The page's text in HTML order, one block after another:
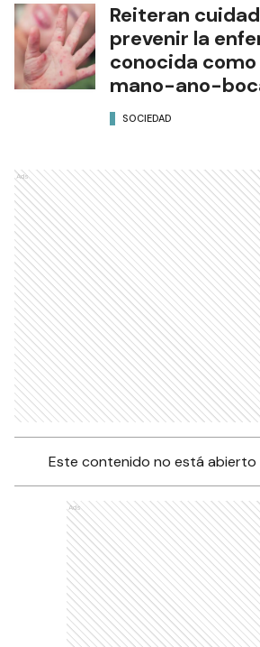
Reiteran
prevenir la
conocida
mano-ano-
SOCIEDAD
Ads
Este contenido no está abierto
Ads